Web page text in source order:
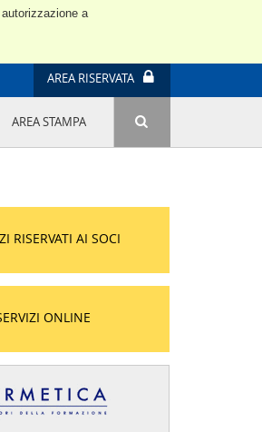
a
AREA RISERVATA
NEL
FEMMINILE
AREA STAMPA
RISERVATI AI SOCI
ONLINE